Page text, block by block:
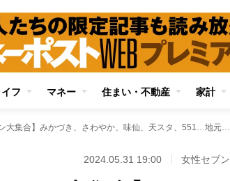
フ マネー 住まい・不動産 家計
【日本全国ローカルチェーン大集合】みかづき、さわやか、味仙、天スタ、551…地元で愛される中部・近畿地方の人気チェーン9選
2024.05.31 19:00 女性セブン